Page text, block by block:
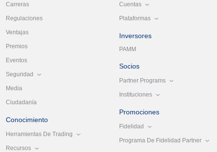
Carreras
Regulaciones
Ventajas
Premios
Eventos
Seguridad
Media
Ciudadanía
Conocimiento
Herramientas De Trading
Recursos
Cuentas
Plataformas
Inversores
PAMM
Socios
Partner Programs
Instituciones
Promociones
Fidelidad
Programa De Fidelidad Partner